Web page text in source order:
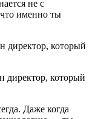
не с
именно ты
директор, который
директор, который
Даже когда